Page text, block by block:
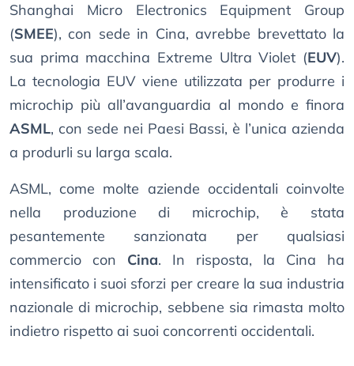
Shanghai Micro Electronics Equipment Group
(SMEE), con sede in Cina, avrebbe brevettato la
sua prima macchina Extreme Ultra Violet (EUV).
La tecnologia EUV viene utilizzata per produrre i
microchip più all’avanguardia al mondo e finora
ASML, con sede nei Paesi Bassi, è l’unica azienda
a produrli su larga scala.
ASML, come molte aziende occidentali coinvolte
nella produzione di microchip, è stata
pesantemente sanzionata per qualsiasi
commercio con Cina. In risposta, la Cina ha
intensificato i suoi sforzi per creare la sua industria
nazionale di microchip, sebbene sia rimasta molto
indietro rispetto ai suoi concorrenti occidentali.